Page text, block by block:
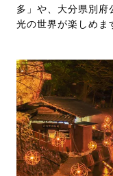
多」や、大分県別府
光の世界が楽しめま